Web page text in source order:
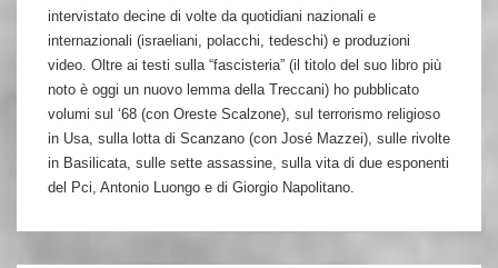
intervistato decine di volte da quotidiani nazionali e
internazionali (israeliani, polacchi, tedeschi) e produzioni
video. Oltre ai testi sulla “fascisteria” (il titolo del suo libro più
noto è oggi un nuovo lemma della Treccani) ho pubblicato
volumi sul ‘68 (con Oreste Scalzone), sul terrorismo religioso
in Usa, sulla lotta di Scanzano (con José Mazzei), sulle rivolte
in Basilicata, sulle sette assassine, sulla vita di due esponenti
del Pci, Antonio Luongo e di Giorgio Napolitano.